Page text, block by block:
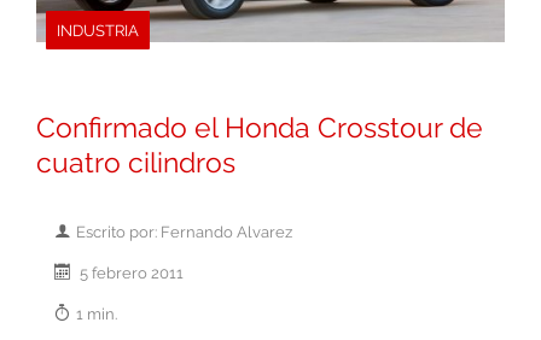
INDUSTRIA
Confirmado el Honda Crosstour de
cuatro cilindros
Escrito por: Fernando Alvarez
5 febrero 2011
1 min.